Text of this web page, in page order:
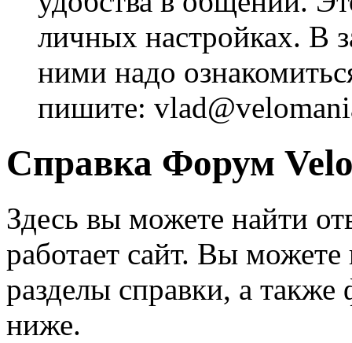
личных настройках. В
ними надо
пишите:
Справка Форум
Здесь вы можете найти
работает сайт. Вы можете
разделы справки, а
ниже.